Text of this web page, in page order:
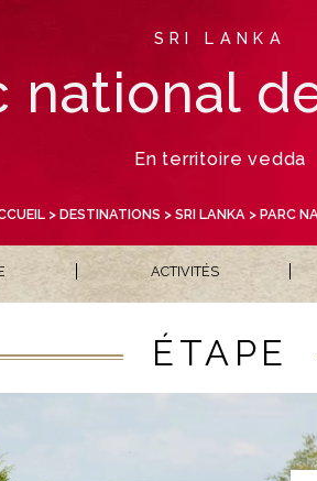
SRI LANKA
national
En territoire vedda
> DESTINATIONS > SRI LANKA > PARC
ACTIVITÉS
ÉTAPE